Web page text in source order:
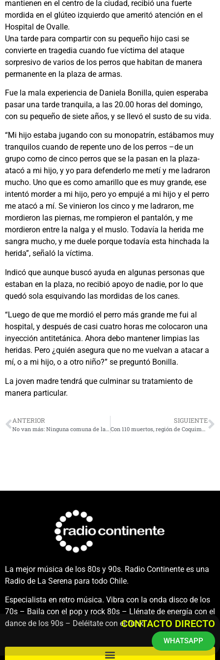
mantienen en el centro de la ciudad, recibió una fuerte
mordida en el glúteo izquierdo que ameritó atención en el
Hospital de Ovalle.
Una tarde para compartir con su pequeño hijo casi se
convierte en tragedia cuando fue víctima del ataque
sorpresivo de varios de los perros que habitan de manera
permanente en la plaza de armas.
Fue la mala experiencia de Daniela Bonilla, quien esperaba
pasar una tarde tranquila, a las 20.00 horas del domingo,
con su pequeño de siete años, y se llevó el susto de su vida.
“Mi hijo estaba jugando con su monopatrín, estábamos muy
tranquilos cuando de repente uno de los perros –de un
grupo como de cinco perros que se la pasan en la plaza-
atacó a mi hijo, y yo para defenderlo me metí y me ladraron
mucho. Uno que es como amarillo que es muy grande, ese
intentó morder a mi hijo, pero yo empujé a mi hijo y el perro
me atacó a mí. Se vinieron los cinco y me ladraron, me
mordieron las piernas, me rompieron el pantalón, y me
mordieron entre la nalga y el muslo. Todavía la herida me
sangra mucho, y me duele porque todavía esta hinchada la
herida”, señaló la víctima.
Indicó que aunque buscó ayuda en algunas personas que
estaban en la plaza, no recibió apoyo de nadie, por lo que
quedó sola esquivando las mordidas de los canes.
“Luego de que me mordió el perro más grande me fui al
hospital, y después de casi cuatro horas me colocaron una
inyección antitetánica. Ahora debo mantener limpias las
heridas. Pero ¿quién asegura que no me vuelvan a atacar a
mí, o a mi hijo, o a otro niño?” se preguntó Bonilla.
La joven madre tendrá que culminar su tratamiento de
manera particular.
ANTERIOR
No van más: Ninguna comuna de la región celebrará Año Nuevo con fuegos artificiales
SIGUIENTE
Con 110 muertos, región de Coquimbo exhibe la cifra más alta de fallecidos en accidentes de tránsito en dos décadas
La mejor música de los 80s y 90s. Radio Continente es una
Radio de La Serena para todo Chile.
Especialista en retro música. Vibra con la onda disco de los
70s – Baila con el pop y rock 80s – Llénate de energía con el
dance de los 90s – Deléitate con el funk.CONTACTO DIRECTO
WHATSAPP